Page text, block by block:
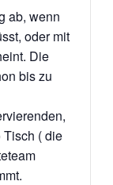
ab, wenn
oder mit
Die
bis zu
( die